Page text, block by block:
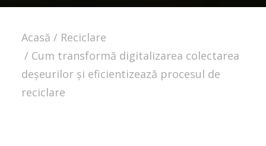
Acasă
Reciclare
Cum transformă digitalizarea colectarea
deșeurilor și eficientizează procesul de
reciclare